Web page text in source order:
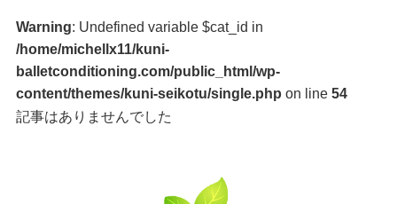
Warning: Undefined variable $cat_id in
/home/michellx11/kuni-
balletconditioning.com/public_html/wp-
content/themes/kuni-seikotu/single.php on line 54
記事はありませんでした